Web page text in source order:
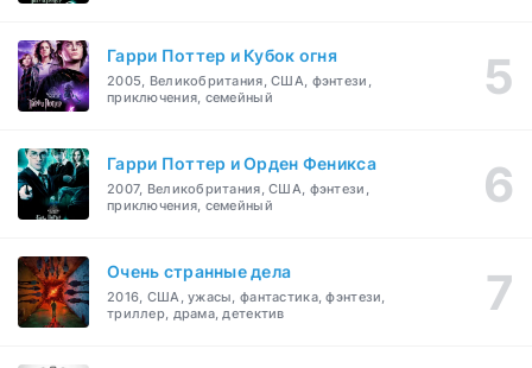
Гарри Поттер и Кубок огня
2005, Великобритания, США, фэнтези,
приключения, семейный
Гарри Поттер и Орден Феникса
2007, Великобритания, США, фэнтези,
приключения, семейный
Очень странные дела
2016, США, ужасы, фантастика, фэнтези,
триллер, драма, детектив